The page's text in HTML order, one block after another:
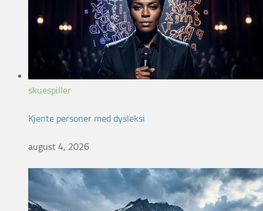
skuespiller
Kjente personer med dysleksi
august 4, 2026